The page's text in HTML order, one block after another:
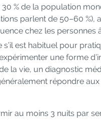
% de la population
parlent de 50–60 %),
chez les personnes
s’il est habituel pour
une forme
la vie, un diagnostic
répondre
au moins 3 nuits par